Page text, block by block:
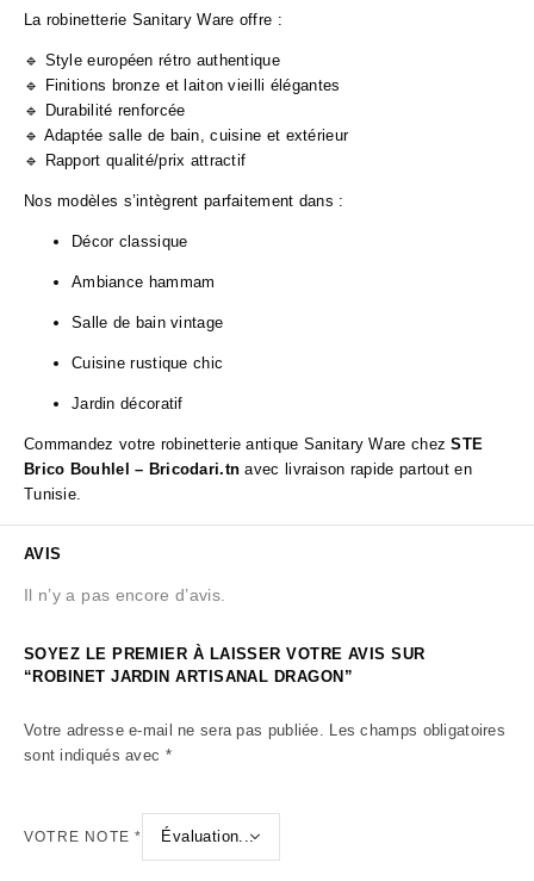
La robinetterie Sanitary Ware offre :
🔹 Style européen rétro authentique
🔹 Finitions bronze et laiton vieilli élégantes
🔹 Durabilité renforcée
🔹 Adaptée salle de bain, cuisine et extérieur
🔹 Rapport qualité/prix attractif
Nos modèles s’intègrent parfaitement dans :
Décor classique
Ambiance hammam
Salle de bain vintage
Cuisine rustique chic
Jardin décoratif
Commandez votre robinetterie antique Sanitary Ware chezSTE
Brico Bouhlel – Bricodari.tn avec livraison rapide partout en
Tunisie.
AVIS
Il n’y a pas encore d’avis.
SOYEZ LE PREMIER À LAISSER VOTRE AVIS SUR
“ROBINET JARDIN ARTISANAL DRAGON”
Votre adresse e-mail ne sera pas publiée. Les champs obligatoires
sont indiqués avec *
VOTRE NOTE*